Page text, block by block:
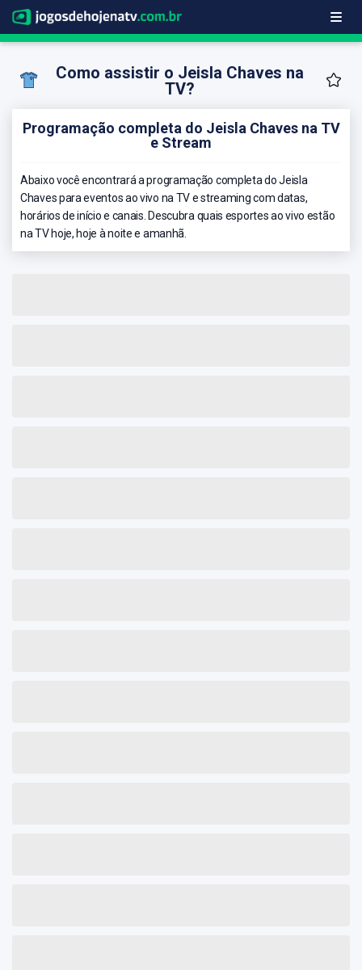
Como assistir o Jeisla Chaves na
TV?
Programação completa do Jeisla Chaves na TV
e Stream
Abaixo você encontrará a programação completa do Jeisla
Chaves para eventos ao vivo na TV e streaming com datas,
horários de início e canais. Descubra quais esportes ao vivo estão
na TV hoje, hoje à noite e amanhã.